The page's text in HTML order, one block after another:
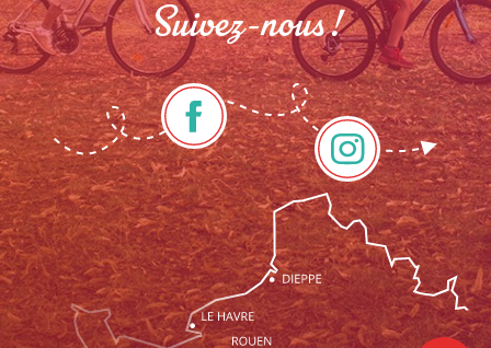
Description
Prestations
Tarifs
Ouvertures
Contacter
Suivez-nous !